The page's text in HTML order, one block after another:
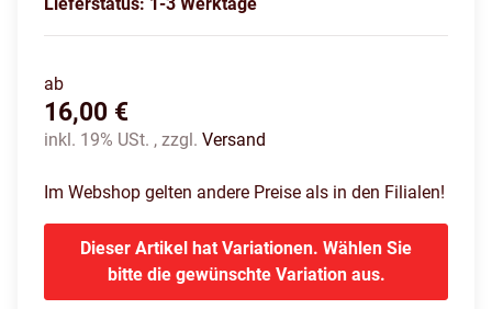
ab
16,00 €
inkl. 19% USt. , zzgl. Versand
Im Webshop gelten andere Preise als in den Filialen!
Dieser Artikel hat Variationen. Wählen Sie
bitte die gewünschte Variation aus.